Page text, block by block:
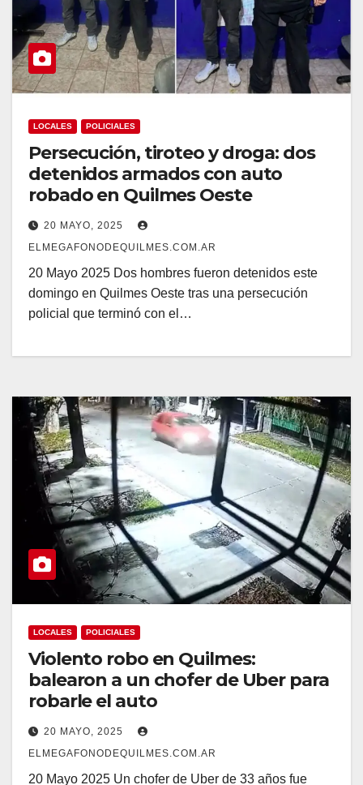
LOCALES POLICIALES
Persecución, tiroteo y droga: dos
detenidos armados con auto
robado en Quilmes Oeste
20 MAYO, 2025
ELMEGAFONODEQUILMES.COM.AR
20 Mayo 2025 Dos hombres fueron detenidos este
domingo en Quilmes Oeste tras una persecución
policial que terminó con el…
LOCALES POLICIALES
Violento robo en Quilmes:
balearon a un chofer de Uber para
robarle el auto
20 MAYO, 2025
ELMEGAFONODEQUILMES.COM.AR
20 Mayo 2025 Un chofer de Uber de 33 años fue